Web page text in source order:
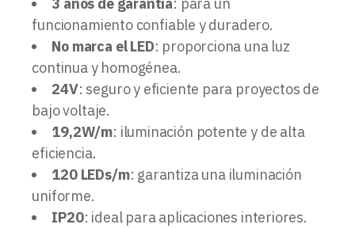
funcionamiento confiable y duradero.
No marca el LED: proporciona una luz
continua y homogénea.
24V: seguro y eficiente para proyectos de
bajo voltaje.
19,2W/m: iluminación potente y de alta
eficiencia.
120 LEDs/m: garantiza una iluminación
uniforme.
IP20: ideal para aplicaciones interiores.